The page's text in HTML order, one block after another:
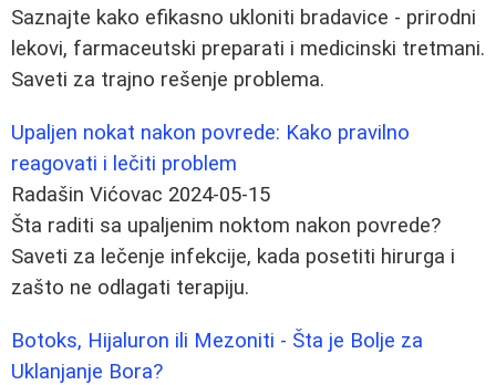
Saznajte kako efikasno ukloniti bradavice - prirodni
lekovi, farmaceutski preparati i medicinski tretmani.
Saveti za trajno rešenje problema.
Upaljen nokat nakon povrede: Kako pravilno
reagovati i lečiti problem
Radašin Vićovac 2024-05-15
Šta raditi sa upaljenim noktom nakon povrede?
Saveti za lečenje infekcije, kada posetiti hirurga i
zašto ne odlagati terapiju.
Botoks, Hijaluron ili Mezoniti - Šta je Bolje za
Uklanjanje Bora?